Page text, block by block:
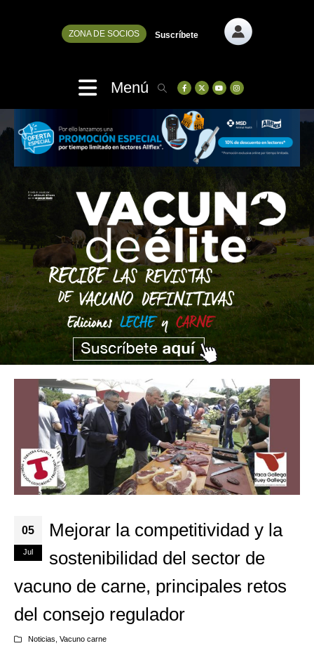
ZONA DE SOCIOS Suscríbete
Menú
05
Jul
Mejorar la competitividad y la
sostenibilidad del sector de
vacuno de carne, principales retos
del consejo regulador
Noticias Vacuno carne